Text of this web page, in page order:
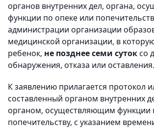
органов внутренних дел, органа,
функции по опеке или
администрации организации
медицинской организации, в
ребенок, не позднее семи сутоксо
обнаружения, отказа или оставления.
К заявлению прилагается протокол
составленный органом внутренних
органом, осуществляющим функции
попечительству, с указанием